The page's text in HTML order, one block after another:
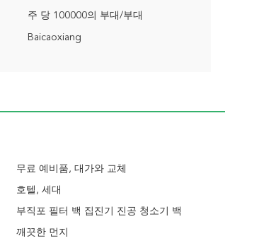
주 당 100000의 부대/부대
Baicaoxiang
무료 예비품, 대가와 교체
호텔, 세대
부직포 필터 백 집진기 진공 청소기 백
깨끗한 먼지